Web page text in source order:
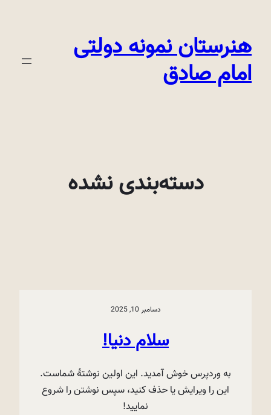
محتواهنرستان نمونه دولتی
امام صادق
دسته‌بندی نشده
دسامبر 10, 2025
سلام دنیا!
به وردپرس خوش آمدید. این اولین نوشتهٔ شماست.
این را ویرایش یا حذف کنید، سپس نوشتن را شروع
نمایید!